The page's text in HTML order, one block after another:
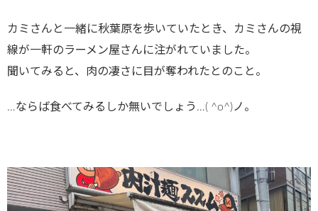
カミさんと一緒に秋葉原を歩いていたとき、カミさんの視
線が一軒のラーメン屋さんに注がれていました。
聞いてみると、肉の凄さに目が奪われたとのこと。
…ならば食べてみるしか無いでしょう…( ^o^)ノ。